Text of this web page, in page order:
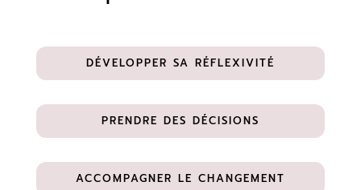
DÉVELOPPER SA RÉFLEXIVITÉ
PRENDRE DES DÉCISIONS
ACCOMPAGNER LE CHANGEMENT